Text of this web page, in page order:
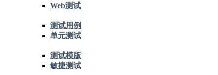
Web测试
测试用例
单元测试
测试模版
敏捷测试